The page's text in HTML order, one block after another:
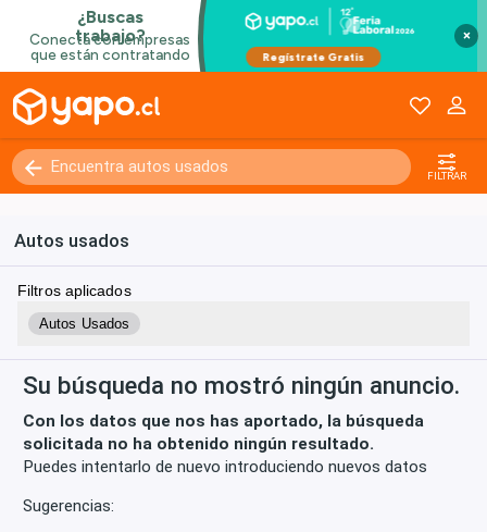
×
FILTRAR
Autos usados
Filtros aplicados
Autos Usados
Su búsqueda no mostró ningún anuncio.
Con los datos que nos has aportado, la búsqueda
solicitada no ha obtenido ningún resultado.
Puedes intentarlo de nuevo introduciendo nuevos datos
Sugerencias:
Kilómetros 0 - 250000+